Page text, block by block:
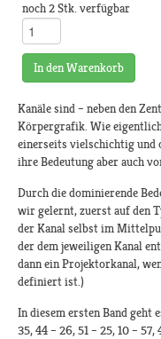
noch 2 Stk. verfügbar
In den Warenkorb
Kanäle sind – neben den
Körpergrafik. Wie
einerseits vielschichtig und
ihre Bedeutung aber auch
Durch die dominierende
wir gelernt, zuerst auf den
der Kanal selbst im
der dem jeweiligen Kanal
dann ein Projektorkanal,
definiert ist.)
In diesem ersten Band geht
35, 44 – 26, 51 – 25, 10 –